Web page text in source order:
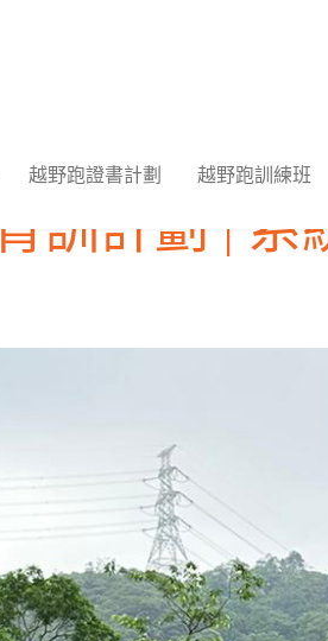
越野跑證書計劃 越野跑訓練班
訓計劃 |